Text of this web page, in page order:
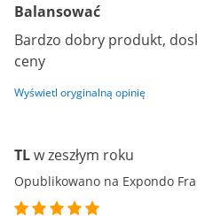
Balansować
Bardzo dobry produkt,
ceny
Wyświetl oryginalną opinię
TLw zeszłym roku
Opublikowano na Expondo